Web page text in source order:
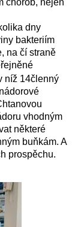
chorob, nejen
dny
bakteriím
na čí straně
níž 14členný
vhodným
některé
buňkám. A
prospěchu.